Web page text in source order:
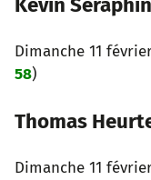
Kevin
Dimanche 11
58)
Thomas
Dimanche 11